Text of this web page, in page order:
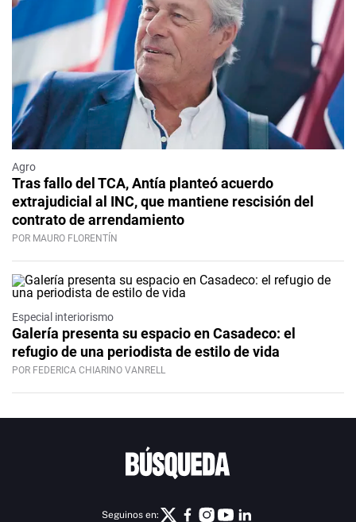
Agro
Tras fallo del TCA, Antía planteó acuerdo
extrajudicial al INC, que mantiene rescisión del
contrato de arrendamiento
POR MAURO FLORENTÍN
Especial interiorismo
Galería presenta su espacio en Casadeco: el
refugio de una periodista de estilo de vida
POR FEDERICA CHIARINO VANRELL
Seguinos en: